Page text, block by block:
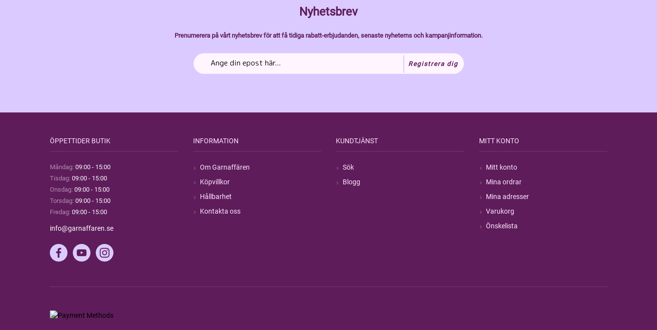
Nyhetsbrev
Prenumerera på vårt nyhetsbrev för att få tidiga rabatt-erbjudanden, senaste nyheterns och kampanjinformation.
Registrera dig
ÖPPETTIDER BUTIK
Måndag: 09:00 - 15:00
Tisdag: 09:00 - 15:00
Onsdag: 09:00 - 15:00
Torsdag: 09:00 - 15:00
Fredag: 09:00 - 15:00
info@garnaffaren.se
INFORMATION
Om Garnaffären
Köpvillkor
Hållbarhet
Kontakta oss
KUNDTJÄNST
Sök
Blogg
MITT KONTO
Mitt konto
Mina ordrar
Mina adresser
Varukorg
Önskelista